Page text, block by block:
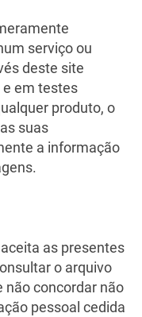
serviço ou
deste site
e em testes
produto, o
suas
a informação
as presentes
o arquivo
não concordar não
pessoal cedida